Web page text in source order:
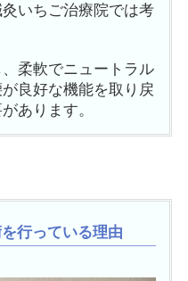
いちご治療院では考
柔軟でニュートラル
良好な機能を取り戻
あります。
行っている理由